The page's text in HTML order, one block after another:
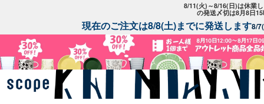
8/11(火)～8/16(日)は休業
の発送〆切は8月8日
現在のご注文は8/8(土)までに発送します8/